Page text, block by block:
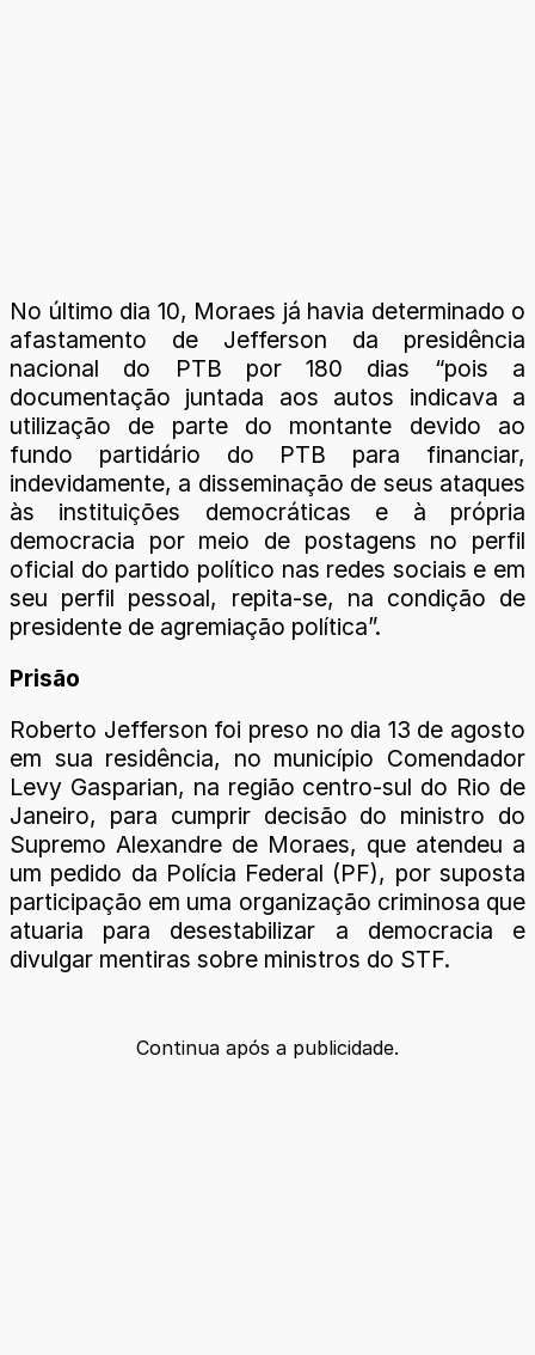
No último dia 10, Moraes já havia determinado o
afastamento de Jefferson da presidência
nacional do PTB por 180 dias “pois a
documentação juntada aos autos indicava a
utilização de parte do montante devido ao
fundo partidário do PTB para financiar,
indevidamente, a disseminação de seus ataques
às instituições democráticas e à própria
democracia por meio de postagens no perfil
oficial do partido político nas redes sociais e em
seu perfil pessoal, repita-se, na condição de
presidente de agremiação política”.
Prisão
Roberto Jefferson foi preso no dia 13 de agosto
em sua residência, no município Comendador
Levy Gasparian, na região centro-sul do Rio de
Janeiro, para cumprir decisão do ministro do
Supremo Alexandre de Moraes, que atendeu a
um pedido da Polícia Federal (PF), por suposta
participação em uma organização criminosa que
atuaria para desestabilizar a democracia e
divulgar mentiras sobre ministros do STF.
Continua após a publicidade.